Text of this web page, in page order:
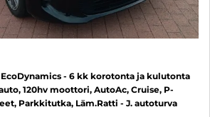
EcoDynamics - 6 kk korotonta ja kulutonta
120hv moottori, AutoAc, Cruise, P-
Parkkitutka, Läm.Ratti - J. autoturva